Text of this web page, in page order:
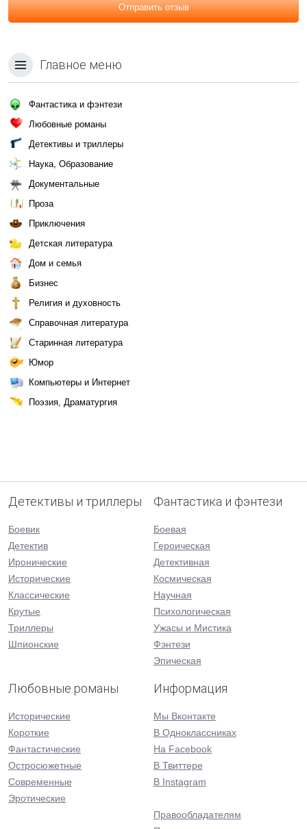
Отправить отзыв
Главное меню
Фантастика и фэнтези
Любовные романы
Детективы и триллеры
Наука, Образование
Документальные
Проза
Приключения
Детская литература
Дом и семья
Бизнес
Религия и духовность
Справочная литература
Старинная литература
Юмор
Компьютеры и Интернет
Поэзия, Драматургия
Детективы и триллеры
Боевик
Детектив
Иронические
Исторические
Классические
Крутые
Триллеры
Шпионские
Фантастика и фэнтези
Боевая
Героическая
Детективная
Космическая
Научная
Психологическая
Ужасы и Мистика
Фэнтези
Эпическая
Любовные романы
Исторические
Короткие
Фантастические
Остросюжетные
Современные
Эротические
Информация
Мы Вконтакте
В Одноклассниках
На Facebook
В Твиттере
В Instagram
Правообладателям